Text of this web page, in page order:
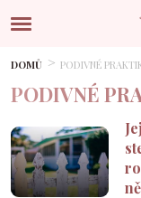
DOMŮ PODIVNÉ
PODIVNÉ